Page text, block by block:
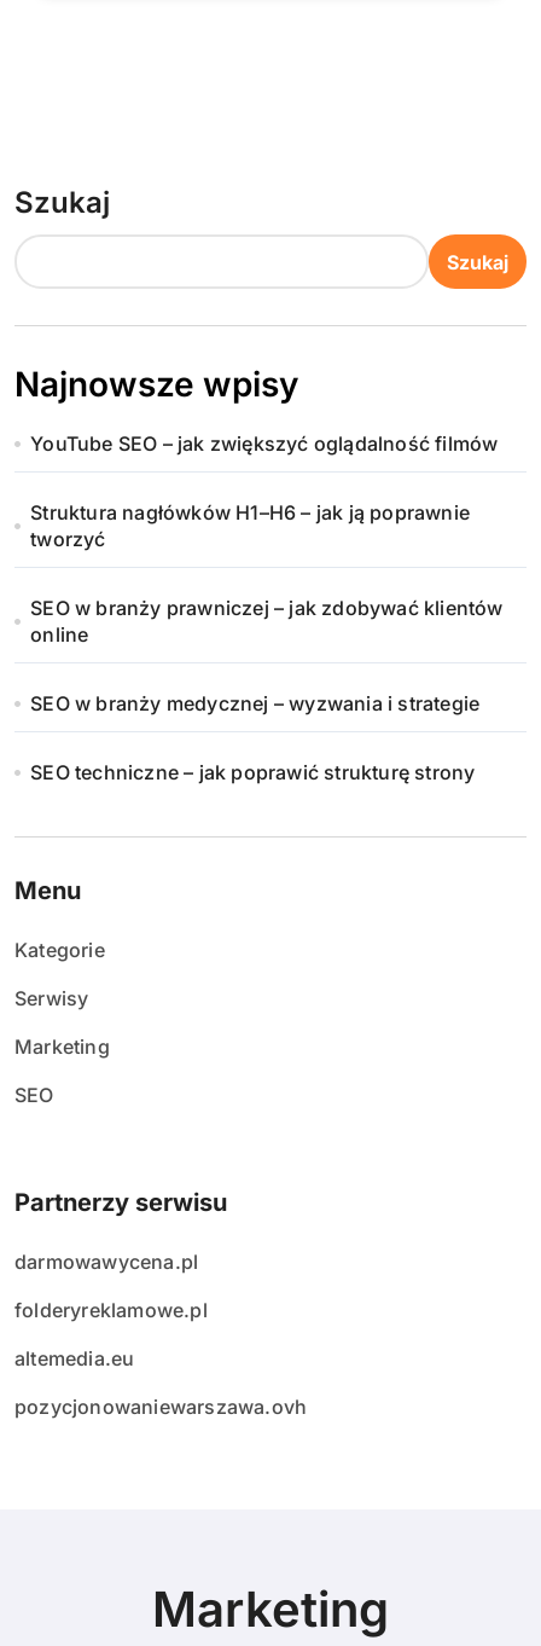
Szukaj
Szukaj
Najnowsze wpisy
YouTube SEO – jak zwiększyć oglądalność filmów
Struktura nagłówków H1–H6 – jak ją poprawnie
tworzyć
SEO w branży prawniczej – jak zdobywać klientów
online
SEO w branży medycznej – wyzwania i strategie
SEO techniczne – jak poprawić strukturę strony
Menu
Kategorie
Serwisy
Marketing
SEO
Partnerzy serwisu
darmowawycena.pl
folderyreklamowe.pl
altemedia.eu
pozycjonowaniewarszawa.ovh
Marketing